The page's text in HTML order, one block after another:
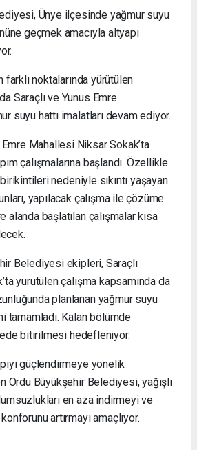
Ünye ilçesinde yağmur suyu
geçmek amacıyla altyapı
farklı noktalarında yürütülen
Saraçlı ve Yunus Emre
suyu hattı imalatları devam ediyor.
Mahallesi Niksar Sokak’ta
çalışmalarına başlandı. Özellikle
nedeniyle sıkıntı yaşayan
yapılacak çalışma ile çözüme
alanda başlatılan çalışmalar kısa
Belediyesi ekipleri, Saraçlı
yürütülen çalışma kapsamında da
planlanan yağmur suyu
tamamladı. Kalan bölümde
bitirilmesi hedefleniyor.
güçlendirmeye yönelik
Ordu Büyükşehir Belediyesi, yağışlı
en aza indirmeyi ve
artırmayı amaçlıyor.